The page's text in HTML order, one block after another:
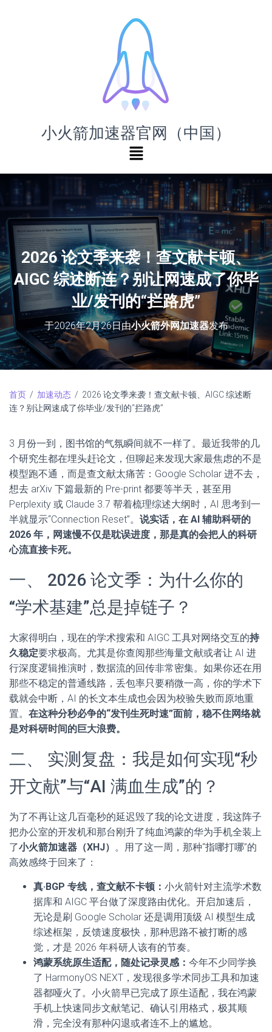
小火箭加速器官网（中国）
2026 论文季来袭！查文献卡顿、
AIGC 综述断连？别让网速成了你毕
业/发刊的“拦路虎”
于2026年2月26日由小火箭外网加速器发布
首页 / 加速动态 / 2026 论文季来袭！查文献卡顿、AIGC 综述断
连？别让网速成了你毕业/发刊的“拦路虎”
3 月份一到，图书馆的气氛瞬间就不一样了。最近我带的几
个研究生都在埋头赶论文，但聊起来发现大家最焦虑的不是
模型跑不通，而是查文献太痛苦：Google Scholar 进不去，
想去 arXiv 下篇最新的 Pre-print 都要等半天，甚至用
Perplexity 或 Claude 3.7 帮着梳理综述大纲时，AI 思考到一
半就显示“Connection Reset”。 说实话，在 AI 辅助科研的
2026 年，网速慢不仅是耽误进度，那是真的会把人的科研
心流直接卡死。
一、 2026 论文季：为什么你的
“学术基建”总是掉链子？
大家得明白，现在的学术搜索和 AIGC 工具对网络交互的持
久稳定要求极高。尤其是你查阅那些海量文献或者让 AI 进
行深度逻辑推演时，数据流的回传非常密集。如果你还在用
那些不稳定的普通线路，丢包率只要稍微一高，你的学术下
载就会中断，AI 的长文本生成也会因为校验失败而原地重
置。 在这种分秒必争的“发刊生死时速”面前，稳不住网络就
是对科研时间的巨大浪费。
二、 实测复盘：我是如何实现“秒
开文献”与“AI 满血生成”的？
为了不再让这几百毫秒的延迟毁了我的论文进度，我这阵子
把办公室的开发机和那台刚升了纯血鸿蒙的华为手机全装上
了小火箭加速器（XHJ） 。用了这一周，那种“指哪打哪”的
高效感终于回来了：
真·BGP 专线，查文献不卡顿： 小火箭针对主流学术数
据库和 AIGC 平台做了深度路由优化。开启加速后，
无论是刷 Google Scholar 还是调用顶级 AI 模型生成
综述框架，反馈速度极快，那种思路不被打断的感
觉，才是 2026 年科研人该有的节奏。
鸿蒙系统原生适配，随处记录灵感： 今年不少同学换
了 HarmonyOS NEXT，发现很多学术同步工具和加速
器都哑火了。小火箭早已完成了原生适配，我在鸿蒙
手机上快速同步文献笔记、确认引用格式，极其顺
滑，完全没有那种闪退或者连不上的尴尬。